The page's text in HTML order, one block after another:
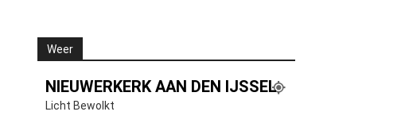
Weer
NIEUWERKERK AAN DEN IJSSEL
Licht Bewolkt